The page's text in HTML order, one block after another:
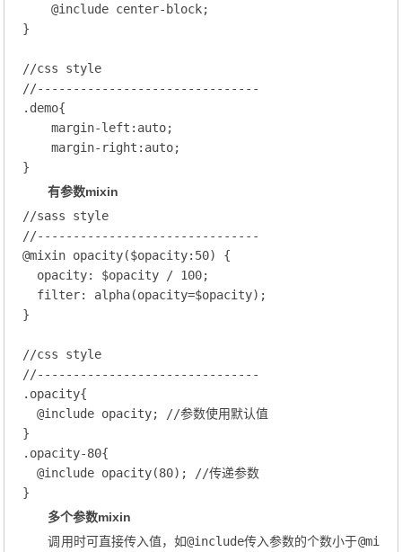
@include center-block;
}
//css style
//-------------------------------
.demo{
margin-left :auto;
margin-right :auto;
有参数mixin
//sass style
//-------------------------------
@mixin opacity($opacity: 50) {
opacity: $opacity / 100;
filter: alpha(opacity=$opacity);
}
//css style
//-------------------------------
.opacity{
@include opacity;
//参数使用默认值
.opacity-80{
@include opacity(80);
//传递参数
多个参数mixin
调用时可直接传入值，如@include传入参数的个数小于@mi